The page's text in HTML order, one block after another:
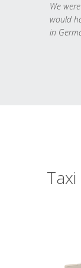
We
would
in
Taxi